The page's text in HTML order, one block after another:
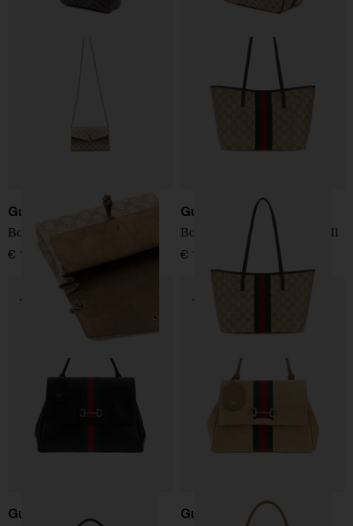
Gucci
Borsa mini Dionysus
€ 1.600,00
Gucci
Borsa shopping Tribeca small
€ 1.450,00
Gucci Gucci